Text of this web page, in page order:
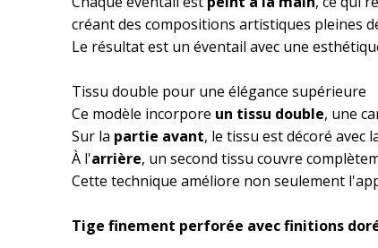
créant des compositions artistiques pleines
Le résultat est un éventail avec une
Tissu double pour une élégance supérieure
Ce modèle incorpore un tissu double, une
Sur la partie avant, le tissu est décoré avec
À l'arrière, un second tissu couvre
Cette technique améliore non seulement
Tige finement perforée avec finitions